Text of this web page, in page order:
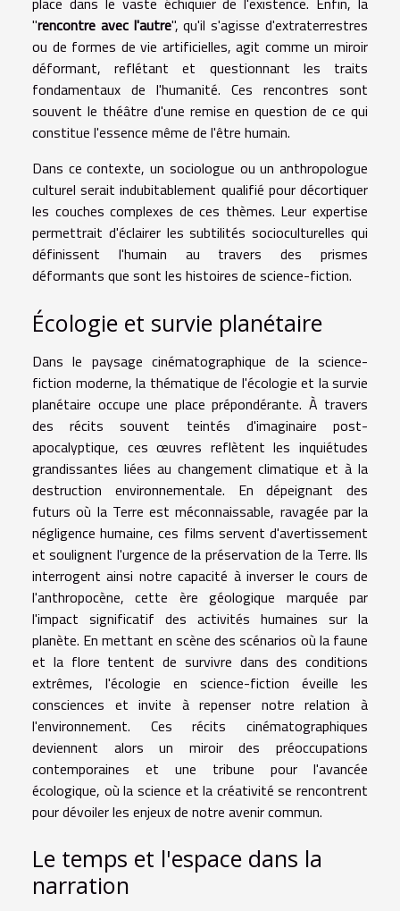
"rencontre avec l'autre", qu'il s'agisse d'extraterrestres
ou de formes de vie artificielles, agit comme un miroir
déformant, reflétant et questionnant les traits
fondamentaux de l'humanité. Ces rencontres sont
souvent le théâtre d'une remise en question de ce qui
constitue l'essence même de l'être humain.
Dans ce contexte, un sociologue ou un anthropologue
culturel serait indubitablement qualifié pour décortiquer
les couches complexes de ces thèmes. Leur expertise
permettrait d'éclairer les subtilités socioculturelles qui
définissent l'humain au travers des prismes
déformants que sont les histoires de science-fiction.
Écologie et survie planétaire
Dans le paysage cinématographique de la science-
fiction moderne, la thématique de l'écologie et la survie
planétaire occupe une place prépondérante. À travers
des récits souvent teintés d'imaginaire post-
apocalyptique, ces œuvres reflètent les inquiétudes
grandissantes liées au changement climatique et à la
destruction environnementale. En dépeignant des
futurs où la Terre est méconnaissable, ravagée par la
négligence humaine, ces films servent d'avertissement
et soulignent l'urgence de la préservation de la Terre. Ils
interrogent ainsi notre capacité à inverser le cours de
l'anthropocène, cette ère géologique marquée par
l'impact significatif des activités humaines sur la
planète. En mettant en scène des scénarios où la faune
et la flore tentent de survivre dans des conditions
extrêmes, l'écologie en science-fiction éveille les
consciences et invite à repenser notre relation à
l'environnement. Ces récits cinématographiques
deviennent alors un miroir des préoccupations
contemporaines et une tribune pour l'avancée
écologique, où la science et la créativité se rencontrent
pour dévoiler les enjeux de notre avenir commun.
Le temps et l'espace dans la
narration